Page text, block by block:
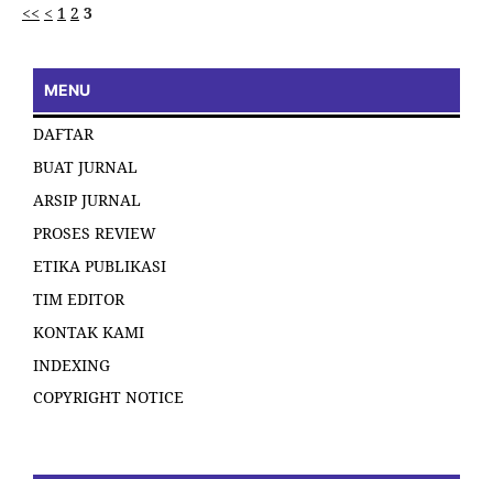
<< < 1 2 3
MENU
DAFTAR
BUAT JURNAL
ARSIP JURNAL
PROSES REVIEW
ETIKA PUBLIKASI
TIM EDITOR
KONTAK KAMI
INDEXING
COPYRIGHT NOTICE